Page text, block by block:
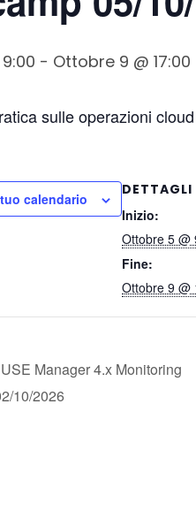
- Ottobre 9 @ 17:00
sulle operazioni
calendario
DETTAGLI
Inizio:
Ottobre 5 @
Fine:
Ottobre 9 @
Manager 4.x Monitoring
10/2026